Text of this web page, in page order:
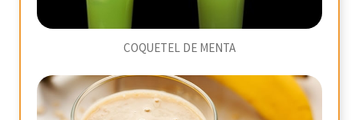
COQUETEL DE MENTA